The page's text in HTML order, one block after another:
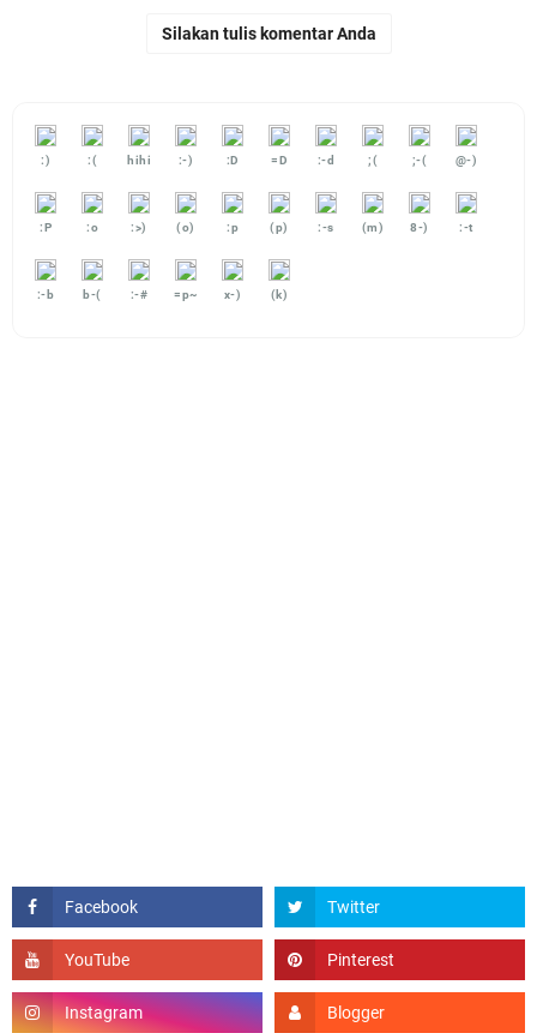
Silakan tulis komentar Anda
:) :( hihi :-) :D =D :-d ;( ;-( @-)
:P :o :>) (o) :p (p) :-s (m) 8-) :-t
:-b b-( :-# =p~ x-) (k)